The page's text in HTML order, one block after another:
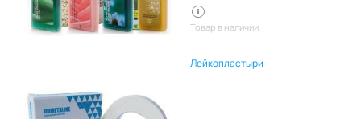
Товар в наличии
Лейкопластыри